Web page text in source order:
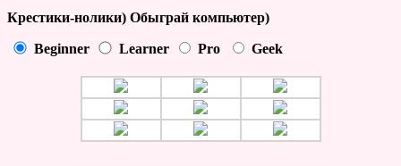
Крестики-нолики) Обыграй компьютер)
Beginner Learner Pro Geek